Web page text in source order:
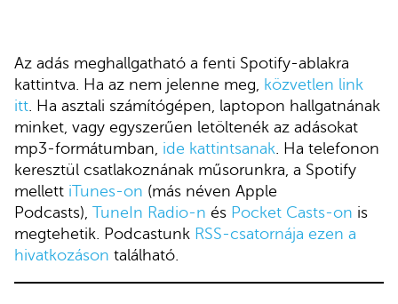
Az adás meghallgatható a fenti Spotify-ablakra
kattintva. Ha az nem jelenne meg, közvetlen link
itt. Ha asztali számítógépen, laptopon hallgatnának
minket, vagy egyszerűen letöltenék az adásokat
mp3-formátumban, ide kattintsanak. Ha telefonon
keresztül csatlakoznának műsorunkra, a Spotify
mellett iTunes-on (más néven Apple
Podcasts), TuneIn Radio-n és Pocket Casts-on is
megtehetik. Podcastunk RSS-csatornája ezen a
hivatkozáson található.